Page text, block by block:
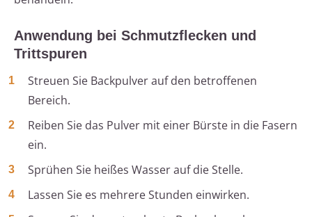
Anwendung bei Schmutzflecken und
Trittspuren
Streuen Sie Backpulver auf den betroffenen
Bereich.
Reiben Sie das Pulver mit einer Bürste in die Fasern
ein.
Sprühen Sie heißes Wasser auf die Stelle.
Lassen Sie es mehrere Stunden einwirken.